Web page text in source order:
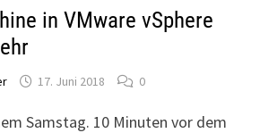
in VMware vSphere
17. Juni 2018 0
Samstag. 10 Minuten vor dem